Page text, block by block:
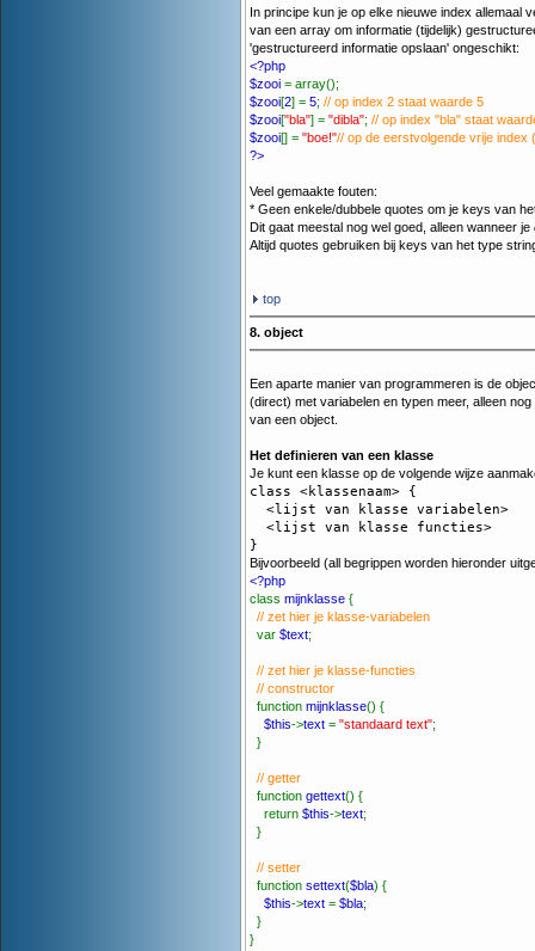
In principe kun je op elke nieuwe index allemaal
van een array om informatie (tijdelijk)
'gestructureerd informatie opslaan' ongeschikt:
<?php
$zooi = array();
$zooi[2] = 5; // op index 2 staat waarde 5
$zooi["bla"] = "dibla"; // op index "bla" staat
$zooi[] = "boe!"// op de eerstvolgende vrije index
?>
Veel gemaakte fouten:
* Geen enkele/dubbele quotes om je keys van
Dit gaat meestal nog wel goed, alleen wanneer je
Altijd quotes gebruiken bij keys van het type
top
8. object
Een aparte manier van programmeren is de
(direct) met variabelen en typen meer, alleen
van een object.
Het definieren van een klasse
Je kunt een klasse op de volgende wijze
class <klassenaam> {
<lijst van klasse variabelen>
<lijst van klasse functies>
}
Bijvoorbeeld (all begrippen worden hieronder
<?php
class mijnklasse {
// zet hier je klasse-variabelen
var $text;
// zet hier je klasse-functies
// constructor
function mijnklasse() {
$this->text = "standaard text";
}
// getter
function gettext() {
return $this->text;
}
// setter
function settext($bla) {
$this->text = $bla;
}
}